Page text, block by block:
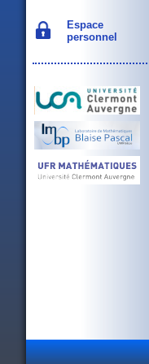
Espace
personnel